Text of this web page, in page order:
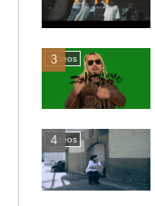
Videos
Videos